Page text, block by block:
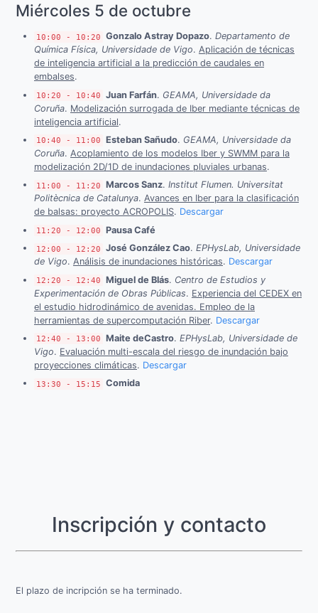
Miércoles 5 de octubre
10:00 - 10:20 Gonzalo Astray Dopazo.Departamento de
Química Física, Universidade de Vigo. Aplicación de técnicas
de inteligencia artificial a la predicción de caudales en
embalses.
10:20 - 10:40 Juan Farfán. GEAMA, Universidade da
Coruña. Modelización surrogada de Iber mediante técnicas de
inteligencia artificial.
10:40 - 11:00 Esteban Sañudo. GEAMA, Universidade da
Coruña. Acoplamiento de los modelos Iber y SWMM para la
modelización 2D/1D de inundaciones pluviales urbanas.
11:00 - 11:20 Marcos Sanz.Institut Flumen. Universitat
Politècnica de Catalunya. Avances en Iber para la clasificación
de balsas: proyecto ACROPOLIS. Descargar
11:20 - 12:00 Pausa Café
12:00 - 12:20 José González Cao.EPHysLab, Universidade
de Vigo. Análisis de inundaciones históricas. Descargar
12:20 - 12:40 Miguel de Blás. Centro de Estudios y
Experimentación de Obras Públicas. Experiencia del CEDEX en
el estudio hidrodinámico de avenidas. Empleo de la
herramientas de supercomputación Riber. Descargar
12:40 - 13:00 Maite deCastro.EPHysLab, Universidade de
Vigo. Evaluación multi-escala del riesgo de inundación bajo
proyecciones climáticas. Descargar
13:30 - 15:15 Comida
Inscripción y contacto
El plazo de incripción se ha terminado.